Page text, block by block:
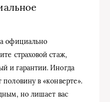
официально
страховой стаж,
и гарантии. Иногда
половину в «конверте».
но лишает вас